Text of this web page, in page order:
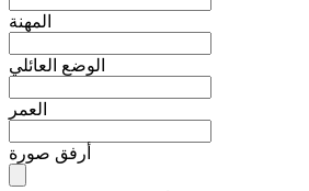
المهنة
الوضع العائلي
العمر
أرفق صورة